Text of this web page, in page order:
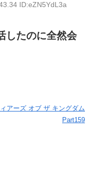
ID:eZN5YdL3a
したのに全然会
アーズ オブ ザ キングダム
Part159